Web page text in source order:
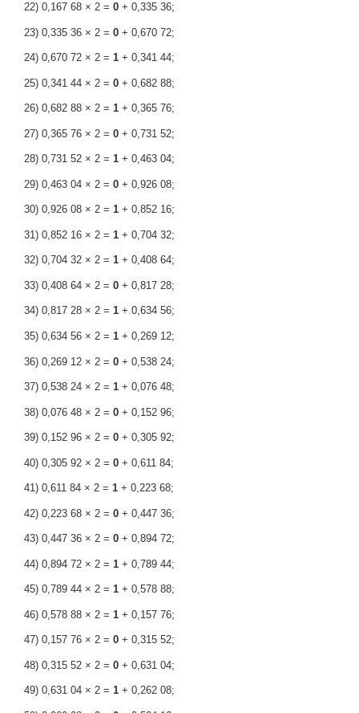
22) 0,167 68 × 2 = 0+ 0,335 36;
23) 0,335 36 × 2 = 0+ 0,670 72;
24) 0,670 72 × 2 = 1+ 0,341 44;
25) 0,341 44 × 2 = 0+ 0,682 88;
26) 0,682 88 × 2 = 1+ 0,365 76;
27) 0,365 76 × 2 = 0+ 0,731 52;
28) 0,731 52 × 2 = 1+ 0,463 04;
29) 0,463 04 × 2 = 0+ 0,926 08;
30) 0,926 08 × 2 = 1+ 0,852 16;
31) 0,852 16 × 2 = 1+ 0,704 32;
32) 0,704 32 × 2 = 1+ 0,408 64;
33) 0,408 64 × 2 = 0+ 0,817 28;
34) 0,817 28 × 2 = 1+ 0,634 56;
35) 0,634 56 × 2 = 1+ 0,269 12;
36) 0,269 12 × 2 = 0+ 0,538 24;
37) 0,538 24 × 2 = 1+ 0,076 48;
38) 0,076 48 × 2 = 0+ 0,152 96;
39) 0,152 96 × 2 = 0+ 0,305 92;
40) 0,305 92 × 2 = 0+ 0,611 84;
41) 0,611 84 × 2 = 1+ 0,223 68;
42) 0,223 68 × 2 = 0+ 0,447 36;
43) 0,447 36 × 2 = 0+ 0,894 72;
44) 0,894 72 × 2 = 1+ 0,789 44;
45) 0,789 44 × 2 = 1+ 0,578 88;
46) 0,578 88 × 2 = 1+ 0,157 76;
47) 0,157 76 × 2 = 0+ 0,315 52;
48) 0,315 52 × 2 = 0+ 0,631 04;
49) 0,631 04 × 2 = 1+ 0,262 08;